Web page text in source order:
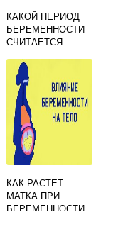
КАКОЙ ПЕРИОД
БЕРЕМЕННОСТИ
СЧИТАЕТСЯ
КРИТИЧЕСКИМ
ПО
ВОЗНИКНОВЕНИ
Ю ВРОЖДЕННОЙ
ПАТОЛОГИИ
КАК РАСТЕТ
МАТКА ПРИ
БЕРЕМЕННОСТИ